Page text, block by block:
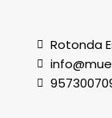
Rotonda